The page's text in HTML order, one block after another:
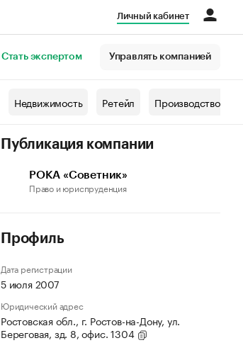
Личный кабинет
Стать экспертом Управлять компанией
Недвижимость Ретейл Производство
Публикация компании
РОКА «Советник»
Право и юриспруденция
Профиль
Дата регистрации
5 июля 2007
Юридический адрес
Ростовская обл., г. Ростов-на-Дону, ул.
Береговая, зд. 8, офис. 1304